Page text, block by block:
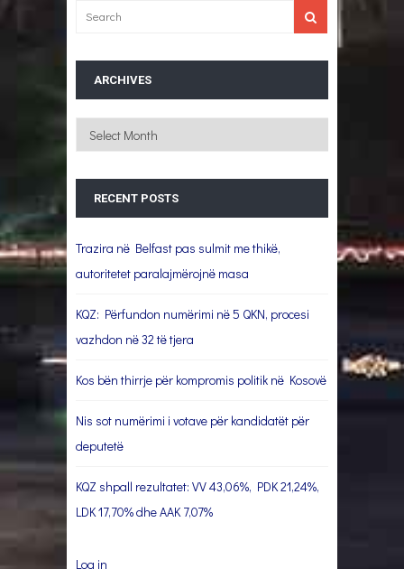
ARCHIVES
Archives
RECENT POSTS
Trazira në Belfast pas sulmit me thikë,
autoritetet paralajmërojnë masa
KQZ: Përfundon numërimi në 5 QKN, procesi
vazhdon në 32 të tjera
Kos bën thirrje për kompromis politik në Kosovë
Nis sot numërimi i votave për kandidatët për
deputetë
KQZ shpall rezultatet: VV 43,06%, PDK 21,24%,
LDK 17,70% dhe AAK 7,07%
Log in